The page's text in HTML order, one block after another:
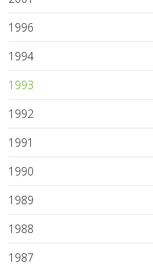
1996
1994
1993
1992
1991
1990
1989
1988
1987